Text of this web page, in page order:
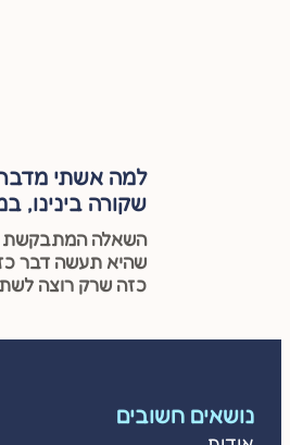
למה אשתי
שקורה בינינו,
השאלה המתבקשת
שהיא תעשה דבר
כזה שרק רוצה
נושאים חשובים